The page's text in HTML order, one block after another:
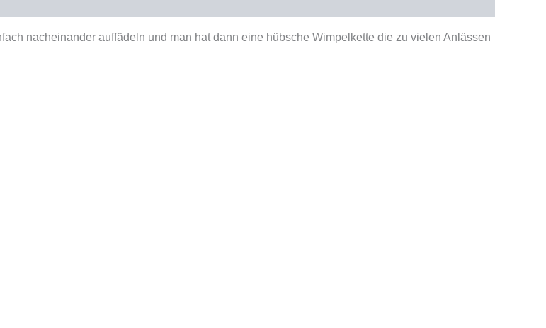
nacheinander auffädeln und man hat dann eine hübsche Wimpelkette die zu vielen Anlässen